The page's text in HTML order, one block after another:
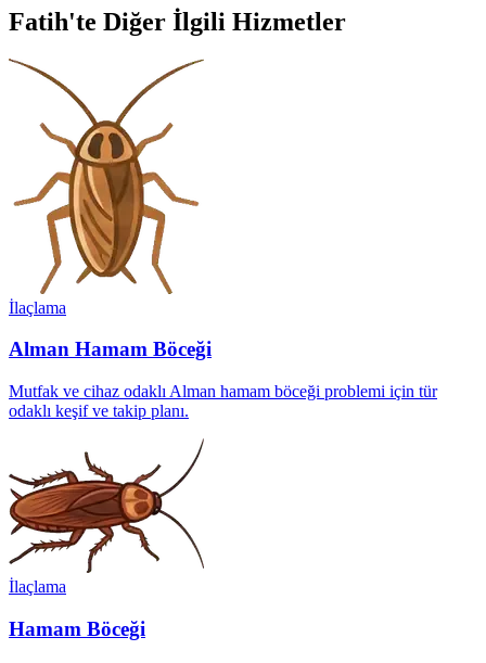
Fatih'te Diğer İlgili Hizmetler
İlaçlama
Alman Hamam Böceği
Mutfak ve cihaz odaklı Alman hamam böceği problemi için tür
odaklı keşif ve takip planı.
İlaçlama
Hamam Böceği